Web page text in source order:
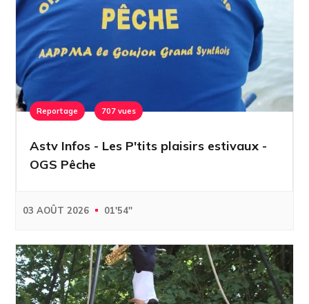
Reportage 707 vues
Astv Infos - Les P'tits plaisirs estivaux -
OGS Pêche
03 AOÛT 2026 01'54''